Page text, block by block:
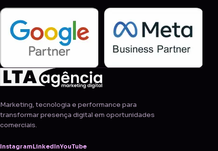
Marketing, tecnologia e performance para
transformar presença digital em oportunidades
comerciais.
Instagram LinkedInYouTube